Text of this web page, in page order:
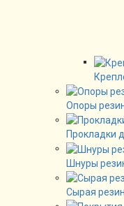
Опоры
Прокладки
Шнуры
Сырая